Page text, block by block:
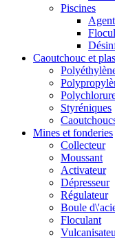
Piscines
Caoutchouc et
Styréniques
Mines et fonderies
Collecteur
Moussant
Activateur
Dépresseur
Régulateur
Boule
Floculant